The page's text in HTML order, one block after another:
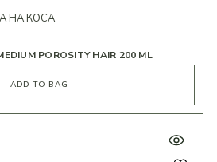
POROSITY HAIR 200 ML
НА КОСА
ADD TO BAG